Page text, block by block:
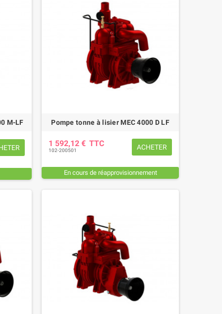
M-LF Pompe tonne à lisier MEC 4000 D LF
1 592,12 € TTC
102-200501 ACHETER
En cours de réapprovisionnement